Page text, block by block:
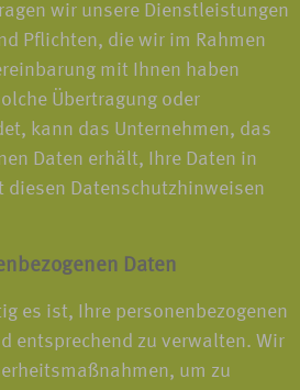
wir unsere Dienstleistungen
Pflichten, die wir im Rahmen
mit Ihnen haben
Übertragung oder
kann das Unternehmen, das
Daten erhält, Ihre Daten in
diesen Datenschutzhinweisen
Daten
es ist, Ihre personenbezogenen
entsprechend zu verwalten. Wir
um zu